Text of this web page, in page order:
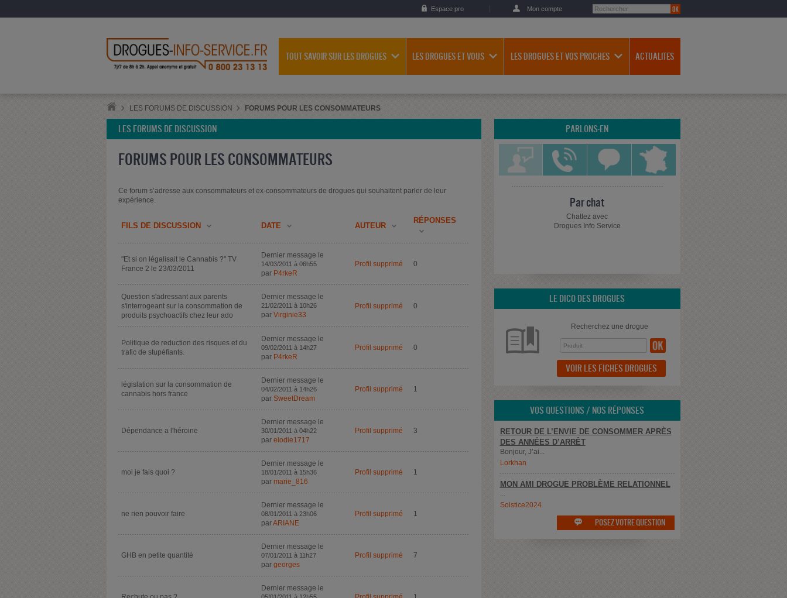
Espace pro Mon compte
TOUT SAVOIR SUR LES DROGUES LES DROGUES ET VOUS LES DROGUES ET VOS PROCHES ACTUALITES
LES FORUMS DE DISCUSSION FORUMS POUR LES CONSOMMATEURS
LES FORUMS DE DISCUSSION
FORUMS POUR LES CONSOMMATEURS
Ce forum s’adresse aux consommateurs et ex-consommateurs de drogues qui souhaitent parler de leur
expérience.
FILS DE DISCUSSION DATE AUTEUR
RÉPONSES
"Et si on légalisait le Cannabis ?" TV
France 2 le 23/03/2011
Dernier message le
14/03/2011 à 06h55
par P4rkeR
Profil supprimé 0
Question s'adressant aux parents
s'interrogeant sur la consommation de
produits psychoactifs chez leur ado
Dernier message le
21/02/2011 à 10h26
par Virginie33
Profil supprimé 0
Politique de reduction des risques et du
trafic de stupéfiants.
Dernier message le
09/02/2011 à 14h27
par P4rkeR
Profil supprimé 0
législation sur la consommation de
cannabis hors france
Dernier message le
04/02/2011 à 14h26
par SweetDream
Profil supprimé 1
Dépendance a l'héroine
Dernier message le
30/01/2011 à 04h22
par elodie1717
Profil supprimé 3
moi je fais quoi ?
Dernier message le
18/01/2011 à 15h36
par marie_816
Profil supprimé 1
ne rien pouvoir faire
Dernier message le
08/01/2011 à 23h06
parARIANE
Profil supprimé 1
GHB en petite quantité
Dernier message le
07/01/2011 à 11h27
par georges
Profil supprimé 7
Dernier message le
PARLONS-EN
Par chat
Chattez avec
Drogues Info Service
LE DICO DES DROGUES
Recherchez une drogue
VOIR LES FICHES DROGUES
VOS QUESTIONS / NOS RÉPONSES
RETOUR DE L’ENVIE DE CONSOMMER APRÈS
DES ANNÉES D’ARRÊT
Bonjour, J’ai...
Lorkhan
MON AMI DROGUE PROBLÈME RELATIONNEL
Solstice2024
 POSEZ VOTRE QUESTION